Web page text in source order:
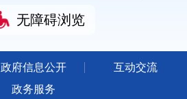
无障碍浏览
政府信息公开
互动交流
政务服务